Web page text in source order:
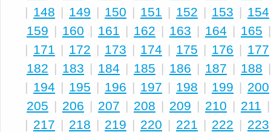
| 148 | 149 | 150 | 151 | 152 | 153 | 154
159 | 160 | 161 | 162 | 163 | 164 | 165
| 171 | 172 | 173 | 174 | 175 | 176 | 177
182 | 183 | 184 | 185 | 186 | 187 | 188
| 194 | 195 | 196 | 197 | 198 | 199 | 200
205 | 206 | 207 | 208 | 209 | 210 | 211
| 217 | 218 | 219 | 220 | 221 | 222 | 223